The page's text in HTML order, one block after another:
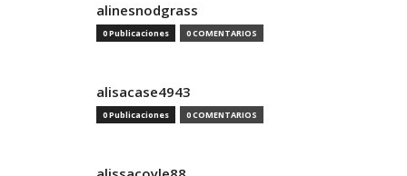
alinesnodgrass
0 Publicaciones 0 COMENTARIOS
alisacase4943
0 Publicaciones 0 COMENTARIOS